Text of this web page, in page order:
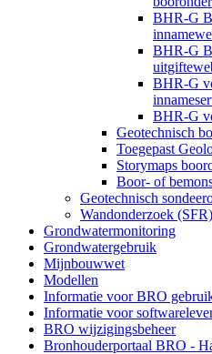
BHR-G
BHR-G
BHR-G
BHR-G
Geotechnisch
Toegepast
Storymaps
Boor- of
Geotechnisch
Wandonderzoek (SFR)
Grondwatermonitoring
Grondwatergebruik
Mijnbouwwet
Modellen
Informatie voor BRO
Informatie voor
BRO wijzigingsbeheer
Bronhouderportaal BRO -